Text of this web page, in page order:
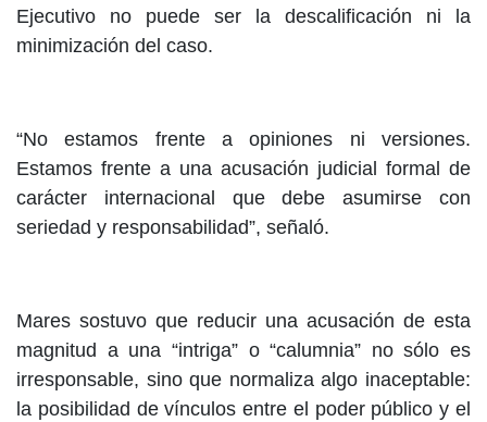
Ejecutivo no puede ser la descalificación ni la
minimización del caso.
“No estamos frente a opiniones ni versiones.
Estamos frente a una acusación judicial formal de
carácter internacional que debe asumirse con
seriedad y responsabilidad”, señaló.
Mares sostuvo que reducir una acusación de esta
magnitud a una “intriga” o “calumnia” no sólo es
irresponsable, sino que normaliza algo inaceptable:
la posibilidad de vínculos entre el poder público y el